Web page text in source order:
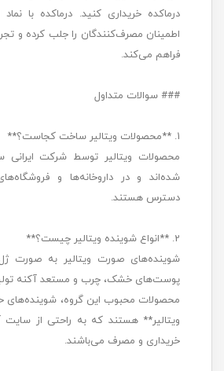
درماکده خریداری کنید. درماکده با نماد
اطمینان مصرف‌کنندگان را جلب کرده و
فراهم می‌کند.
### سوالات متداول
1. **محصولات ویتالیر ساخت کجاست؟**
محصولات ویتالیر توسط شرکت ایرانی
شده‌اند و در داروخانه‌ها و
دسترس هستند.
2. **انواع شوینده ویتالیر چیست؟**
شوینده‌های صورت ویتالیر به صورت
پوست‌های خشک، چرب و مستعد آکنه
محصولات محبوب این گروه، شوینده‌های
ویتالیر** هستند که به راحتی از سایت
خریداری و مصرف می‌باشند.